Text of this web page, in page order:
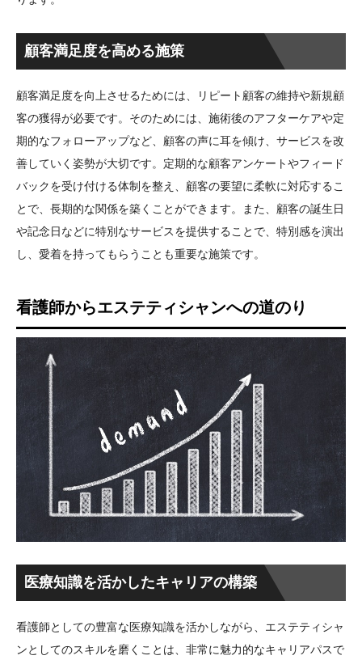
顧客満足度を高める施策
顧客満足度を向上させるためには、リピート顧客の維持や新規顧
客の獲得が必要です。そのためには、施術後のアフターケアや定
期的なフォローアップなど、顧客の声に耳を傾け、サービスを改
善していく姿勢が大切です。定期的な顧客アンケートやフィード
バックを受け付ける体制を整え、顧客の要望に柔軟に対応するこ
とで、長期的な関係を築くことができます。また、顧客の誕生日
や記念日などに特別なサービスを提供することで、特別感を演出
し、愛着を持ってもらうことも重要な施策です。
看護師からエステティシャンへの道のり
医療知識を活かしたキャリアの構築
看護師としての豊富な医療知識を活かしながら、エステティシャ
ンとしてのスキルを磨くことは、非常に魅力的なキャリアパスで